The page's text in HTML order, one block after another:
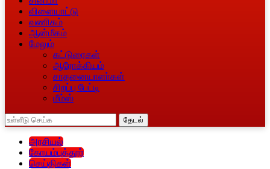
விளையாட்டு
வணிகம்
ஆன்மீகம்
மேலும்
கட்டுரைகள்
ஆரோக்கியம்
சாதனையாளா்கள்
சிறப்பு பேட்டி
மீம்ஸ்
தேடல்
அரசியல்
கோயம்புத்தூர்
செய்திகள்